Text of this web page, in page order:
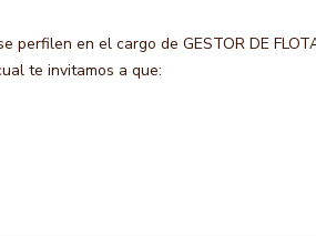
perfilen en el cargo de GESTOR DE
te invitamos a que: